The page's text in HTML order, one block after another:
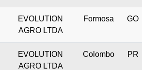
EVOLUTION
AGRO LTDA
Formosa GO
EVOLUTION
AGRO LTDA
Colombo PR